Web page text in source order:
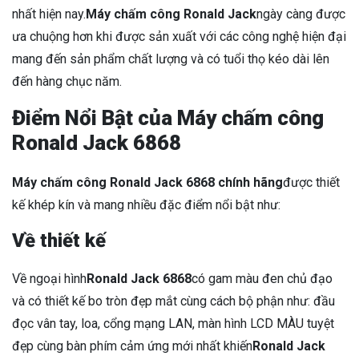
nhất hiện nay.Máy chấm công Ronald Jackngày càng được
ưa chuộng hơn khi được sản xuất với các công nghệ hiện đại
mang đến sản phẩm chất lượng và có tuổi thọ kéo dài lên
đến hàng chục năm.
Điểm Nổi Bật của Máy chấm công
Ronald Jack 6868
Máy chấm công Ronald Jack 6868 chính hãngđược thiết
kế khép kín và mang nhiều đặc điểm nổi bật như:
Về thiết kế
Về ngoại hìnhRonald Jack 6868có gam màu đen chủ đạo
và có thiết kế bo tròn đẹp mắt cùng cách bộ phận như: đầu
đọc vân tay, loa, cổng mạng LAN, màn hình LCD MÀU tuyệt
đẹp cùng bàn phím cảm ứng mới nhất khiếnRonald Jack